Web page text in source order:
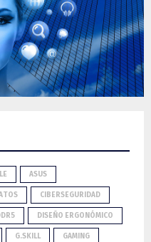
ASUS
CIBERSEGURIDAD
DISEÑO ERGONÓMICO
G.SKILL GAMING